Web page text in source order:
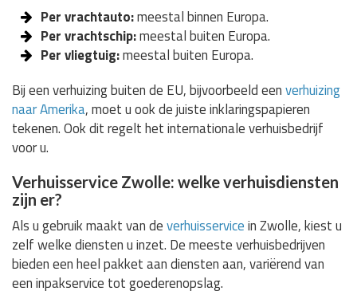
Per vrachtauto:meestal binnen Europa.
Per vrachtschip:meestal buiten Europa.
Per vliegtuig:meestal buiten Europa.
Bij een verhuizing buiten de EU, bijvoorbeeld eenverhuizing
naar Amerika, moet u ook de juiste inklaringspapieren
tekenen. Ook dit regelt het internationale verhuisbedrijf
voor u.
Verhuisservice Zwolle: welke verhuisdiensten
zijn er?
Als u gebruik maakt van deverhuisservicein Zwolle, kiest u
zelf welke diensten u inzet. De meeste verhuisbedrijven
bieden een heel pakket aan diensten aan, variërend van
een inpakservice tot goederenopslag.